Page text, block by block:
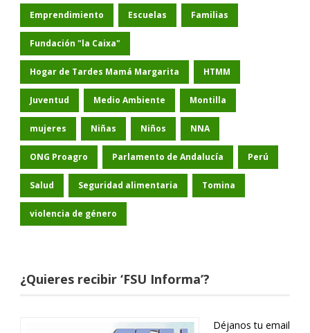
Emprendimiento Escuelas Familias
Fundación "la Caixa"
Hogar de Tardes Mamá Margarita HTMM
Juventud Medio Ambiente Montilla
mujeres Niñas Niños NNA
ONG Proagro Parlamento de Andalucía Perú
Salud Seguridad alimentaria Tomina
violencia de género
¿Quieres recibir ‘FSU Informa’?
Déjanos tu email